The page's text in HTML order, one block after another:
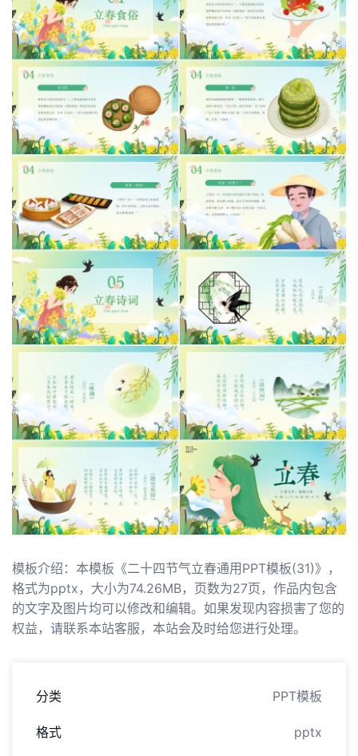
模板介绍：本模板《二十四节气立春通用PPT模板(31)》，
格式为pptx，大小为74.26MB，页数为27页，作品内包含
的文字及图片均可以修改和编辑。如果发现内容损害了您的
权益，请联系本站客服，本站会及时给您进行处理。
分类 PPT模板
格式 pptx